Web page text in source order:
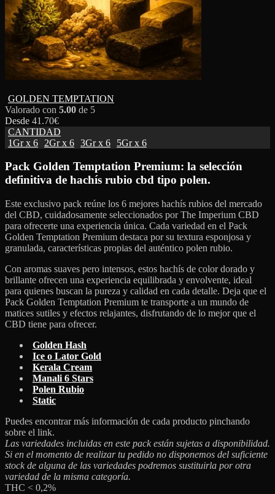
GOLDEN TEMPTATION
Valorado con 5.00 de 5
Desde 41.70€
CANTIDAD
1Gr x 6
2Gr x 6 3Gr x 6 5Gr x 6
Pack Golden Temptation Premium: la selección
definitiva de hachís rubio cbd tipo polen.
Este exclusivo pack reúne los 6 mejores hachís rubios del mercado
del CBD, cuidadosamente seleccionados por The Imperium CBD
para ofrecerte una experiencia única. Cada variedad en el Pack
Golden Temptation Premium destaca por su textura esponjosa y
granulada, características propias del auténtico polen rubio.
Con aromas suaves pero intensos, estos hachís de color dorado y
brillante ofrecen una experiencia equilibrada y envolvente, ideal
para quienes buscan la pureza y calidad en cada detalle. Deja que el
Pack Golden Temptation Premium te transporte a un mundo de
matices sutiles y efectos relajantes, disfrutando de lo mejor que el
CBD tiene para ofrecer.
Golden Hash
Ice o Lator Gold
Kerala Cream
Manali 6 Stars
Polen Rubio
Static
Puedes encontrar más información de cada producto pinchando
sobre el link.
Las variedades incluidas en este pack están sujetas a disponibilidad.
Si en el momento de realizar tu pedido no disponemos del suficiente
stock de alguna de las variedades podremos sustituirla por otra
variedad de la misma categoría.
THC < 0,2%